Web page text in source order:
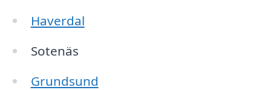
Haverdal
Sotenäs
Grundsund